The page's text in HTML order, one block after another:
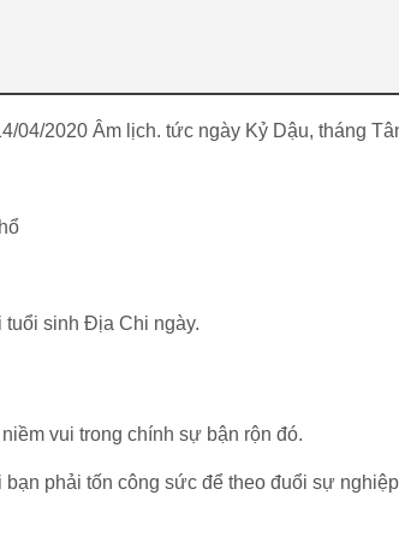
04/2020 Âm lịch. tức ngày Kỷ Dậu, tháng
sinh Địa Chi ngày.
vui trong chính sự bận rộn đó.
phải tốn công sức để theo đuổi sự